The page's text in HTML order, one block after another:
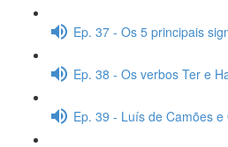
Ep. 37 - Os 5 principais
Ep. 38 - Os verbos Ter e
Ep. 39 - Luís de Camões